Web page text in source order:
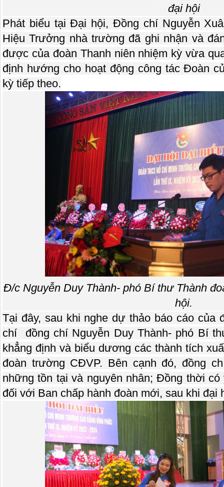
đại hội
Phát biểu tại Đại hội, Đồng chí Nguyễn
Hiệu Trưởng nhà trường đã ghi nhận và
được của đoàn Thanh niên nhiệm kỳ vừa
định hướng cho hoạt động công tác Đoàn
kỳ tiếp theo.
Đ/c Nguyễn Duy Thành- phó Bí thư Thành
hội.
Tại đây, sau khi nghe dự thảo báo cáo của
chí đồng chí Nguyễn Duy Thành- phó Bí
khẳng định và biểu dương các thành tích
đoàn trường CĐVP. Bên cạnh đó, đồng
những tồn tại và nguyên nhân; Đồng thời
đối với Ban chấp hành đoàn mới, sau khi đại